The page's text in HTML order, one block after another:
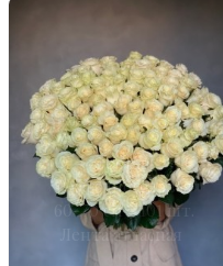
Состав:
Роза одноголовая
60-70 см - 101 шт.
Лента атласная